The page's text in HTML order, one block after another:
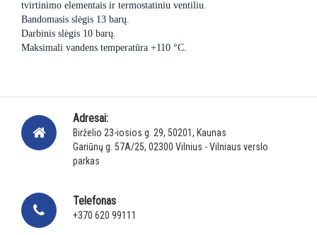
tvirtinimo elementais ir termostatiniu ventiliu.
Bandomasis slėgis 13 barų.
Darbinis slėgis 10 barų.
Maksimali vandens temperatūra +110 °C.
Adresai:
Birželio 23-iosios g. 29, 50201, Kaunas
Gariūnų g. 57A/25, 02300 Vilnius - Vilniaus verslo
parkas
Telefonas
+370 620 99111